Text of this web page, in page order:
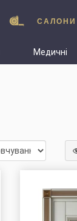
САЛОНИ
Медичні